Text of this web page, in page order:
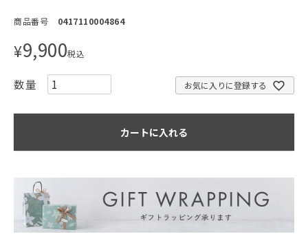
商品番号 0417110004864
¥9,900税込
お気に入りに登録する
カートに入れる